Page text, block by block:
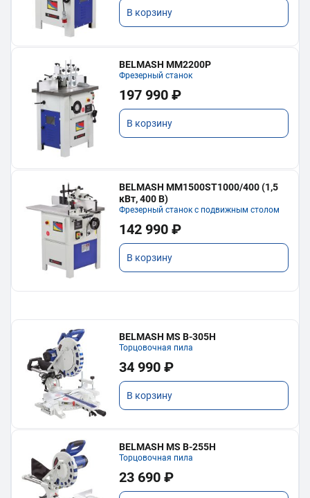
В корзину
BELMASH MM2200P
Фрезерный станок
197 990 ₽
В корзину
BELMASH MM1500ST1000/400 (1,5
кВт, 400 В)
Фрезерный станок с подвижным столом
142 990 ₽
В корзину
BELMASH MS B-305H
Торцовочная пила
34 990 ₽
В корзину
BELMASH MS B-255H
Торцовочная пила
23 690 ₽